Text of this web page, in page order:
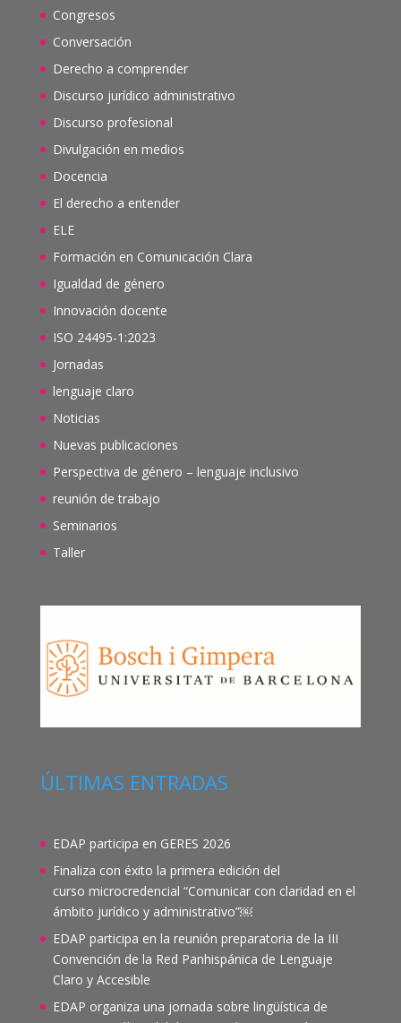
Congresos
Conversación
Derecho a comprender
Discurso jurídico administrativo
Discurso profesional
Divulgación en medios
Docencia
El derecho a entender
ELE
Formación en Comunicación Clara
Igualdad de género
Innovación docente
ISO 24495-1:2023
Jornadas
lenguaje claro
Noticias
Nuevas publicaciones
Perspectiva de género – lenguaje inclusivo
reunión de trabajo
Seminarios
Taller
ÚLTIMAS ENTRADAS
EDAP participa en GERES 2026
Finaliza con éxito la primera edición del
curso microcredencial “Comunicar con claridad en el
ámbito jurídico y administrativo”￼
EDAP participa en la reunión preparatoria de la III
Convención de la Red Panhispánica de Lenguaje
Claro y Accesible
EDAP organiza una jornada sobre lingüística de